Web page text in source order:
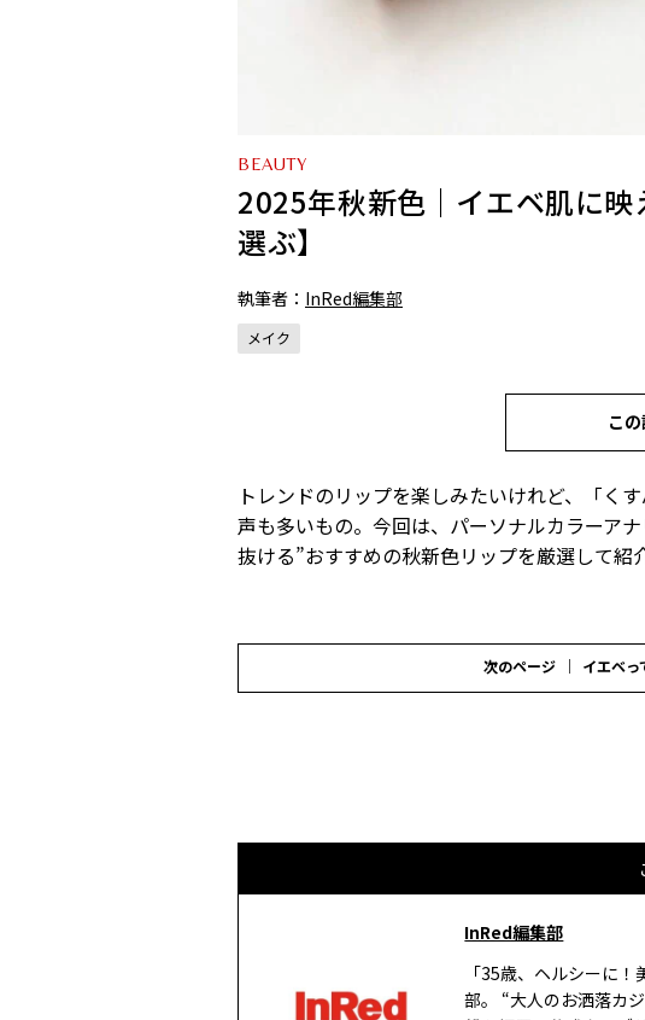
BEAUTY
2025年秋新色｜イエベ肌に
選ぶ】
執筆者： InRed編集部
メイク
こ
トレンドのリップを楽しみたいけれど、「く
声も多いもの。今回は、パーソナルカラーア
抜ける”おすすめの秋新色リップを厳選して紹
次のページ イエベっ
InRed編集部
「35歳、ヘルシーに
部。 “大人のお洒落カ